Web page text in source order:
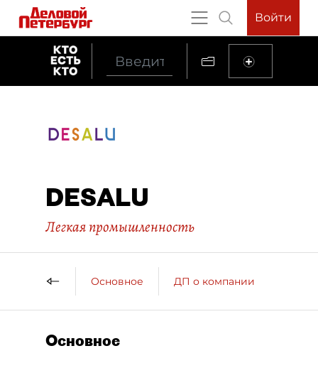
Войти
DESALU
Легкая промышленность
Основное ДП о компании
Основное